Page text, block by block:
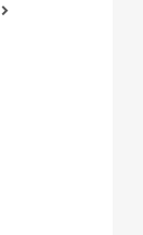
